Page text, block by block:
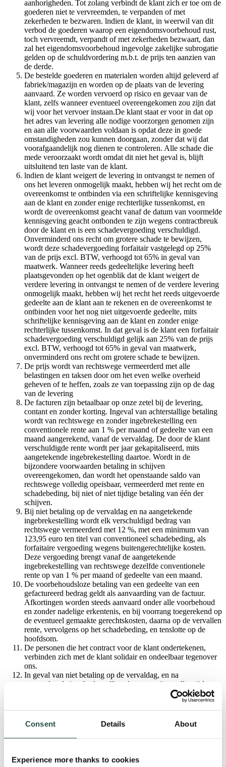
Consent Details About
Experience more thanks to cookies
aanhorigheden. Tot zolang verbindt de klant zich er toe om de
goederen niet te vervreemden, te verpanden of met
zekerheden te bezwaren. lndien de klant, in weerwil van dit
verbod de goederen waarop een eigendomsvoorbehoud rust,
toch vervreemdt, verpandt of met zekerheden bezwaart, dan
zal het eigendomsvoorbehoud ingevolge zakelijke subrogatie
gelden op de schuldvordering m.b.t. de prijs ten aanzien van
de derde.
De bestelde goederen en materialen worden altijd geleverd af
fabriek/magazijn en worden op de plaats van de levering
aanvaard. Ze worden vervoerd op risico en gevaar van de
klant, zelfs wanneer eventueel overeengekomen zou zijn dat
wij voor het vervoer instaan.De klant staat er voor in dat op
het adres van levering alle nodige voorzorgen genomen zijn
en aan alle voorwaarden voldaan is opdat deze in goede
omstandigheden zou kunnen doorgaan, zonder dat wij dat
voorafgaandelijk nog dienen te controleren. Alle schade die
mede veroorzaakt wordt omdat dit niet het geval is, blijft
uitsluitend ten laste van de klant.
lndien de klant weigert de levering in ontvangst te nemen of
ons het leveren onmogelijk maakt, hebben wij het recht om de
overeenkomst te ontbinden via een schriftelijke kennisgeving
aan de klant en zonder enige rechterlijke tussenkomst, en
wordt de overeenkomst geacht vanaf de datum van voormelde
kennisgeving geacht ontbonden te zijn wegens contractbreuk
door de klant en is een schadevergoeding verschuldigd.
Onverminderd ons recht om grotere schade te bewijzen,
wordt deze schadevergoeding forfaitair vastgelegd op 25%
van de prijs excl. BTW, verhoogd tot 65% in geval van
maatwerk. Wanneer reeds gedeeltelijke levering heeft
plaatsgevonden op het ogenblik dat de klant weigert de
verdere levering in ontvangst te nemen of de verdere levering
onmogelijk maakt, hebben wij het recht het reeds uitgevoerde
gedeelte aan de klant aan te rekenen en de overeenkomst te
ontbinden voor het nog niet uitgevoerde gedeelte, mits
schriftelijke kennisgeving aan de klant en zonder enige
rechterlijke tussenkomst. In dat geval is de klant een forfaitair
schadevergoeding verschuldigd gelijk aan 25% van de prijs
excl. BTW, verhoogd tot 65% in geval van maatwerk,
onverminderd ons recht om grotere schade te bewijzen.
De prijs wordt van rechtswege vermeerderd met alle
belastingen en taksen door om het even welke overheid
geheven of te heffen, zoals ze van toepassing zijn op de dag
van de levering
De facturen zijn betaalbaar op onze zetel bij de levering,
contant en zonder korting. Ingeval van achterstallige betaling
wordt van rechtswege en zonder ingebrekestelling een
conventionele rente aan 1 % per maand of gedeelte van een
maand aangerekend, vanaf de vervaldag. De door de klant
verschuldigde rente wordt per jaar gekapitaliseerd, mits
aangetekende ingebrekestelling daartoe. Wordt in de
bijzondere voorwaarden betaling in schijven
overeengekomen, dan wordt het openstaande saldo van
rechtswege volledig opeisbaar, vermeerderd met rente en
schadebeding, bij niet of niet tijdige betaling van één der
schijven.
Bij niet betaling op de vervaldag en na aangetekende
ingebrekestelling wordt elk verschuldigd bedrag van
rechtswege vermeerderd met 12 %, met een minimum van
123,95 euro ten titel van conventioneel schadebeding, als
forfaitaire vergoeding wegens buitengerechtelijke kosten.
Deze vergoeding brengt vanaf de aangetekende
ingebrekestelling van rechtswege dezelfde conventionele
rente op van 1 % per maand of gedeelte van een maand.
De voorbehoudsloze betaling van een gedeelte van een
gefactureerd bedrag geldt als aanvaarding van de factuur.
Afkortingen worden steeds aanvaard onder alle voorbehoud
en zonder nadelige erkentenis, en bij voorrang toegerekend op
de eventueel gemaakte gerechtskosten, daarna op de vervallen
rente, vervolgens op het schadebeding, en tenslotte op de
hoofdsom.
De personen die het contract voor de klant ondertekenen,
verbinden zich met de klant solidair en ondeelbaar tegenover
ons.
In geval van niet betaling op de vervaldag, en na
aangetekende ingebrekestelling, kunnen wij ten allen tijde
opteren voor de ontbinding van rechtswege van het contract
ten laste van de klant, mits aangetekende melding in die zin.
In dat geval halen wij de koopwaar terug waar zij zich
bevindt, en is de klant van rechtswege gehouden tot betaling
van een schadevergoeding waarvan het minimum forfaitair
wordt vastgesteld op 25% - verhoogd tot 65 % ingeval van
gevorderde door ons te bewijzen.